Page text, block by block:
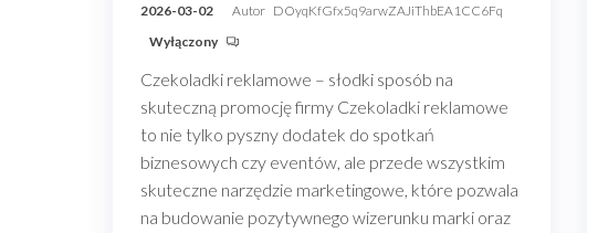
2026-03-02 Autor DOyqKfGfx5q9arwZAJiThbEA1CC6Fq
Wyłączony
Czekoladki reklamowe – słodki sposób na
skuteczną promocję firmy Czekoladki reklamowe
to nie tylko pyszny dodatek do spotkań
biznesowych czy eventów, ale przede wszystkim
skuteczne narzędzie marketingowe, które pozwala
na budowanie pozytywnego wizerunku marki oraz